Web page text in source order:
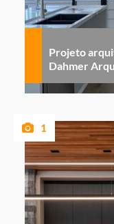
Projeto
Dahmer
1